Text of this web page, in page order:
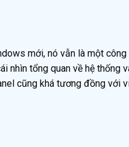
mới, nó vẫn là một công
nhìn tổng quan về hệ thống
cũng khá tương đồng với